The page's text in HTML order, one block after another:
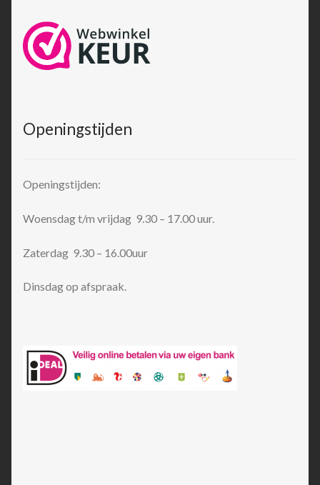
Openingstijden
Openingstijden:
Woensdag t/m vrijdag 9.30 – 17.00 uur.
Zaterdag 9.30 – 16.00uur
Dinsdag op afspraak.